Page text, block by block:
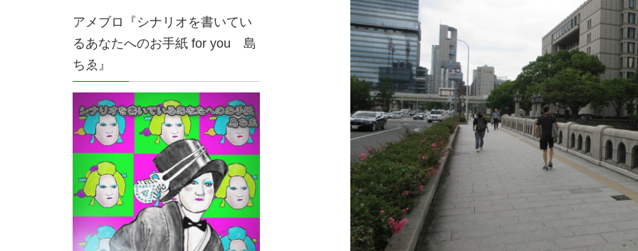
アメブロ『シナリオを書いてい
るあなたへのお手紙 for you 島
ちゑ』